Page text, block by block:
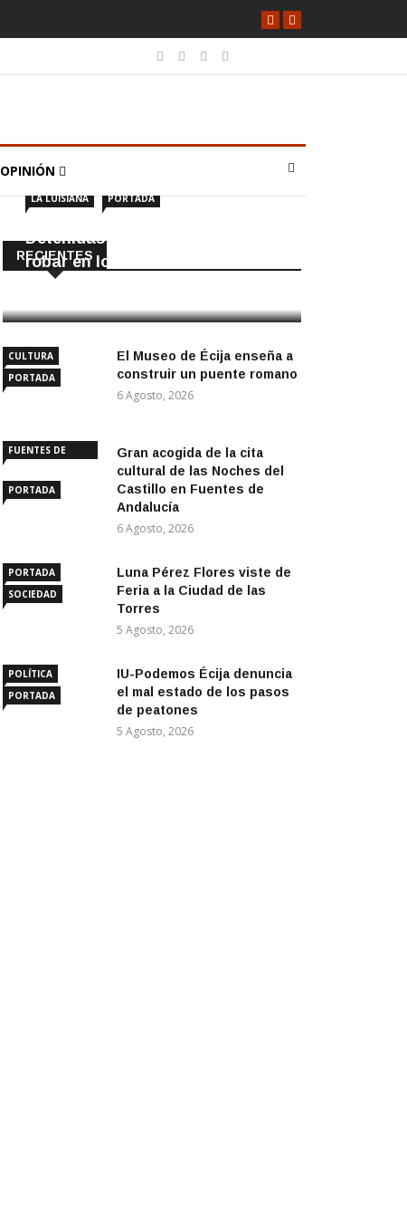
OPINIÓN
RECIENTES
LA LUISIANA PORTADA
Detenidas dos personas por
robar en locales de La Luisiana
CULTURA
PORTADA
El Museo de Écija enseña a
construir un puente romano
6 Agosto, 2026
FUENTES DE
PORTADA
Gran acogida de la cita
cultural de las Noches del
Castillo en Fuentes de
Andalucía
6 Agosto, 2026
PORTADA
SOCIEDAD
Luna Pérez Flores viste de
Feria a la Ciudad de las
Torres
5 Agosto, 2026
POLÍTICA
PORTADA
IU-Podemos Écija denuncia
el mal estado de los pasos
de peatones
5 Agosto, 2026